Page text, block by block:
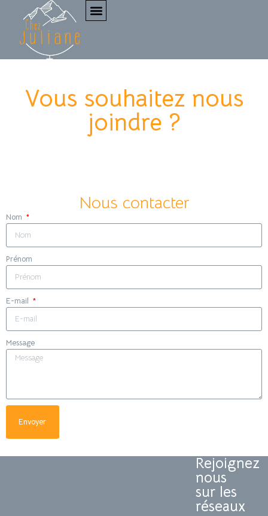
Vous souhaitez nous
joindre ?
Nous contacter
Nom
Prénom
E-mail
Message
Envoyer
Rejoignez
nous
sur les
réseaux